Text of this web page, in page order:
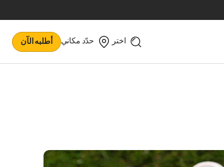
اختر حدّد مكاني أطلبه الآن